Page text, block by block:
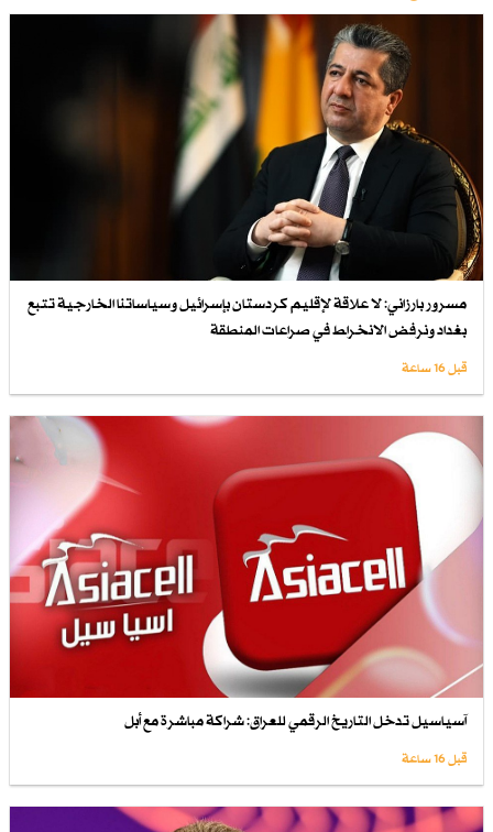
مسرور بارزاني: لا علاقة لإقليم كردستان بإسرائيل وسياساتنا الخارجية تتبع
بغداد ونرفض الانخراط في صراعات المنطقة
قبل 16 ساعة
آسياسيل تدخل التاريخ الرقمي للعراق: شراكة مباشرة مع أبل
قبل 16 ساعة